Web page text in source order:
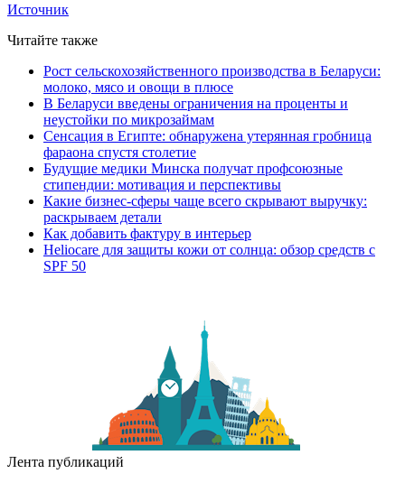
Источник
Читайте также
Рост сельскохозяйственного производства в Беларуси:
молоко, мясо и овощи в плюсе
В Беларуси введены ограничения на проценты и
неустойки по микрозаймам
Сенсация в Египте: обнаружена утерянная гробница
фараона спустя столетие
Будущие медики Минска получат профсоюзные
стипендии: мотивация и перспективы
Какие бизнес-сферы чаще всего скрывают выручку:
раскрываем детали
Как добавить фактуру в интерьер
Heliocare для защиты кожи от солнца: обзор средств с
SPF 50
Лента публикаций